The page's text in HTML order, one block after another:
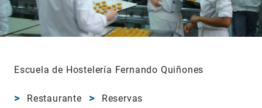
Escuela de Hostelería Fernando Quiñones
Restaurante Reservas